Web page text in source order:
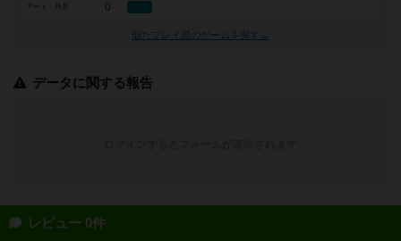
アート・外見 0
似たプレイ感のゲームを探す→
データに関する報告
レビュー 0件